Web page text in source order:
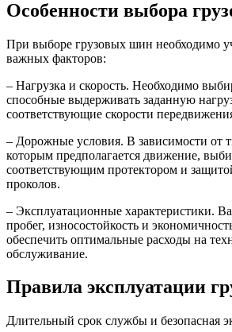
Особенности выбора
При выборе грузовых шин необходимо
важных факторов:
– Нагрузка и скорость. Необходимо
способные выдерживать заданную
соответствующие скорости
– Дорожные условия. В зависимости от
которым предполагается движение,
соответствующим протектором и
проколов.
– Эксплуатационные характеристики.
пробег, износостойкость и
обеспечить оптимальные расходы на
обслуживание.
Правила эксплуатации
Длительный срок службы и безопасная